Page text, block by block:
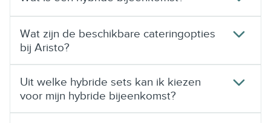
Wat zijn de beschikbare cateringopties
bij Aristo?
Uit welke hybride sets kan ik kiezen
voor mijn hybride bijeenkomst?